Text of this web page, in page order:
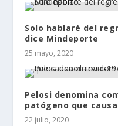
Solo hablaré del
dice Mindeporte
25 mayo, 2020
Pelosi denomina
patógeno que
22 julio, 2020